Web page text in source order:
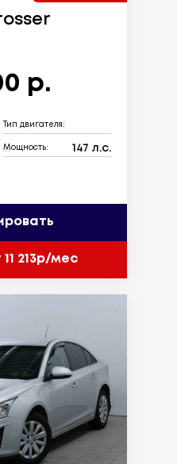
р.
Тип двигателя:
Мощность: 147 л.с.
213р/мес